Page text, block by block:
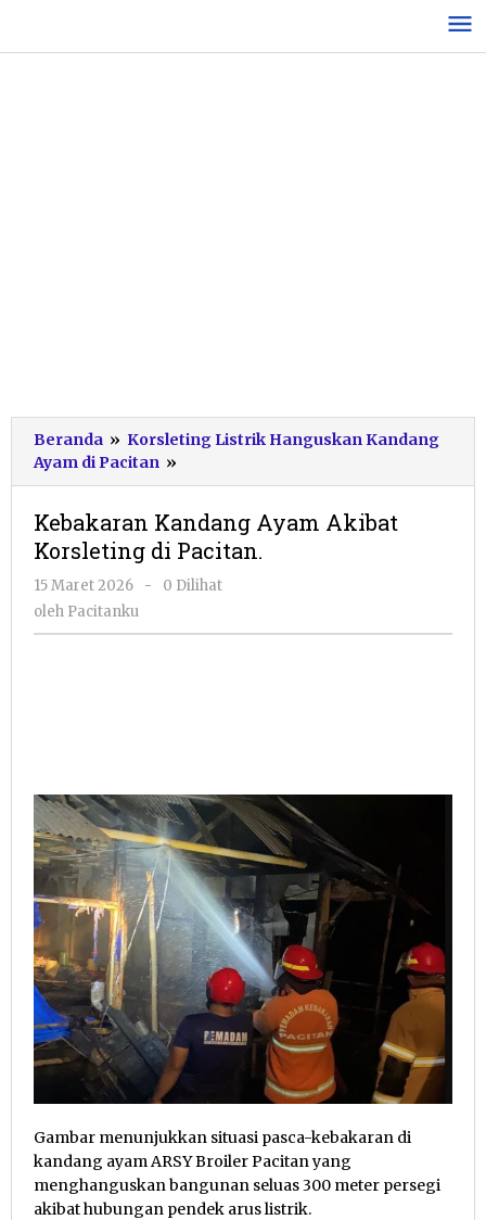
konten
Beranda » Korsleting Listrik Hanguskan Kandang
Ayam di Pacitan »
Kandang
Akibat
Korsleting
di
Kebakaran Kandang Ayam Akibat
Korsleting di Pacitan.
15 Maret 2026
oleh
-
0 Dilihat
oleh Pacitanku
Gambar menunjukkan situasi pasca-kebakaran di
kandang ayam ARSY Broiler Pacitan yang
menghanguskan bangunan seluas 300 meter persegi
akibat hubungan pendek arus listrik.